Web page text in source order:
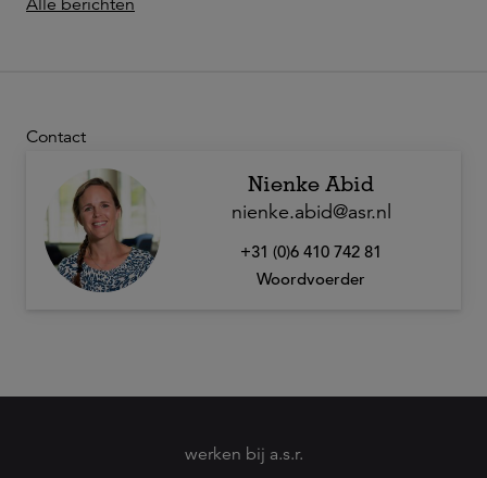
Alle berichten
Contact
Nienke Abid
nienke.abid@asr.nl
+31 (0)6 410 742 81
Woordvoerder
werken bij a.s.r.